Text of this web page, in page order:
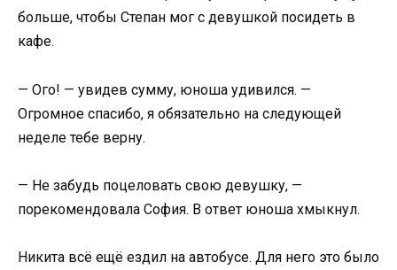
больше, чтобы Степан мог с девушкой посидеть в
кафе.
— Ого! — увидев сумму, юноша удивился. —
Огромное спасибо, я обязательно на следующей
неделе тебе верну.
— Не забудь поцеловать свою девушку, —
порекомендовала София. В ответ юноша хмыкнул.
Никита всё ещё ездил на автобусе. Для него это было